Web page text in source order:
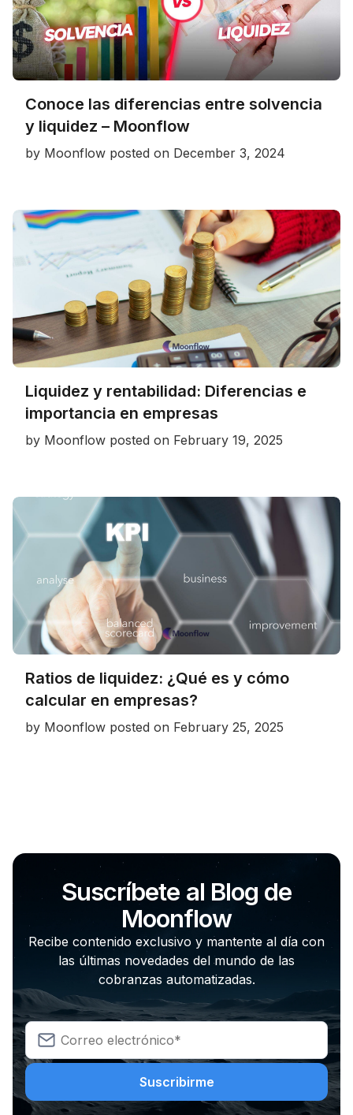
Conoce las diferencias entre solvencia
y liquidez – Moonflow
by Moonflow posted on December 3, 2024
Liquidez y rentabilidad: Diferencias e
importancia en empresas
by Moonflow posted on February 19, 2025
Ratios de liquidez: ¿Qué es y cómo
calcular en empresas?
by Moonflow posted on February 25, 2025
Suscríbete al Blog de
Moonflow
Recibe contenido exclusivo y mantente al día con
las últimas novedades del mundo de las
cobranzas automatizadas.